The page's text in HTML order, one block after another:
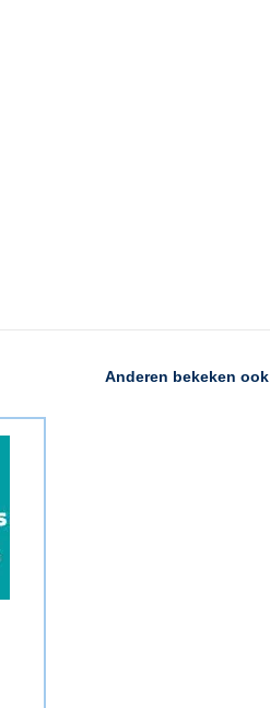
Anderen bekeken ook